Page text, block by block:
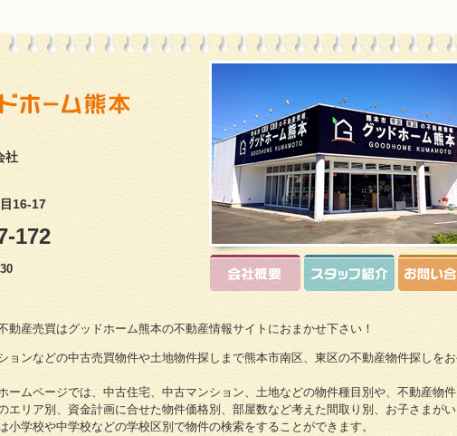
社
16-17
172
動産売買はグッドホーム熊本の不動産情報サイトにおまかせ下さい！
ョンなどの中古売買物件や土地物件探しまで熊本市南区、東区の不動産物件探しを
ームページでは、中古住宅、中古マンション、土地などの物件種目別や、不動産物
エリア別、資金計画に合せた物件価格別、部屋数など考えた間取り別、お子さまがい
小学校や中学校などの学校区別で物件の検索をすることができます。